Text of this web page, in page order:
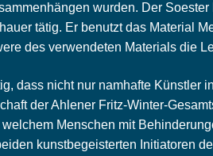
wurden. Der
tätig. Er benutzt das Material
des verwendeten Materials die
dass nicht nur namhafte Künstler
der Ahlener Fritz-Winter-
Menschen mit
kunstbegeisterten Initiatoren